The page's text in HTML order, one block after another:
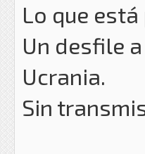
Lo que
Un desfile
Ucrania.
Sin